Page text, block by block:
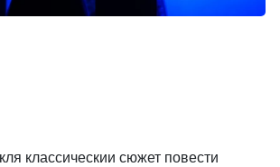
классическии сюжет повести